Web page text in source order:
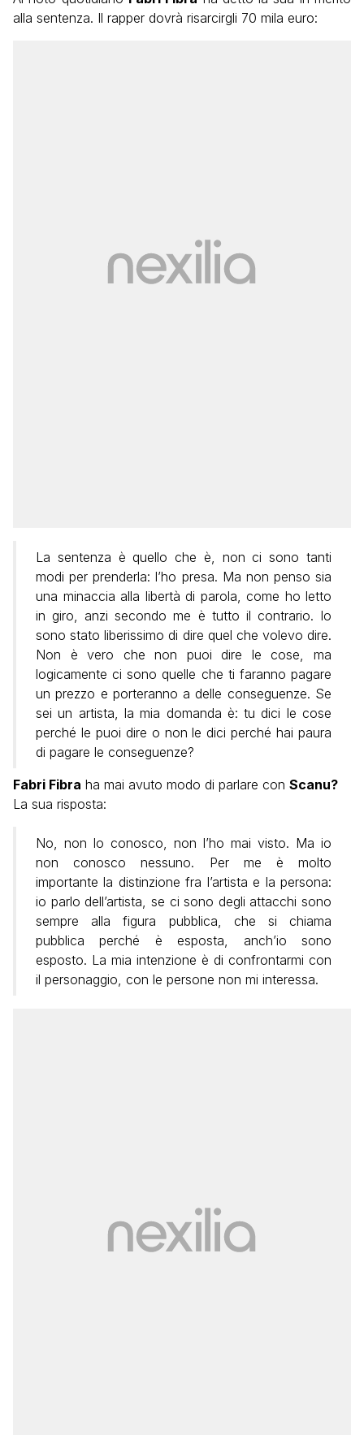
alla sentenza. Il rapper dovrà risarcirgli 70 mila euro:
La sentenza è quello che è, non ci sono tanti
modi per prenderla: l’ho presa. Ma non penso sia
una minaccia alla libertà di parola, come ho letto
in giro, anzi secondo me è tutto il contrario. Io
sono stato liberissimo di dire quel che volevo dire.
Non è vero che non puoi dire le cose, ma
logicamente ci sono quelle che ti faranno pagare
un prezzo e porteranno a delle conseguenze. Se
sei un artista, la mia domanda è: tu dici le cose
perché le puoi dire o non le dici perché hai paura
di pagare le conseguenze?
Fabri Fibra ha mai avuto modo di parlare con Scanu?
La sua risposta:
No, non lo conosco, non l’ho mai visto. Ma io
non conosco nessuno. Per me è molto
importante la distinzione fra l’artista e la persona:
io parlo dell’artista, se ci sono degli attacchi sono
sempre alla figura pubblica, che si chiama
pubblica perché è esposta, anch’io sono
esposto. La mia intenzione è di confrontarmi con
il personaggio, con le persone non mi interessa.